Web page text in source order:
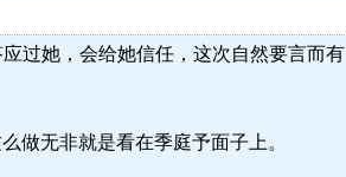
过她，会给她信任，这次自然要言而有
做无非就是看在季庭予面子上。